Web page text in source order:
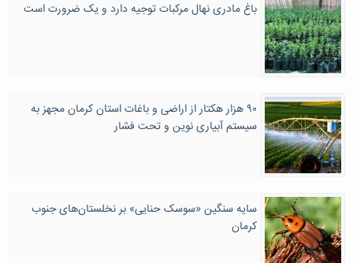
باغ مادری نهال مرکبات توجیه دارد و یک ضرورت است
۹۰ هزار هکتار از اراضی و باغات استان کرمان مجهز به
سیستم آبیاری نوین و تحت فشار
سایه سنگین «سوسک حنایی» بر نخلستان‌های جنوب
کرمان